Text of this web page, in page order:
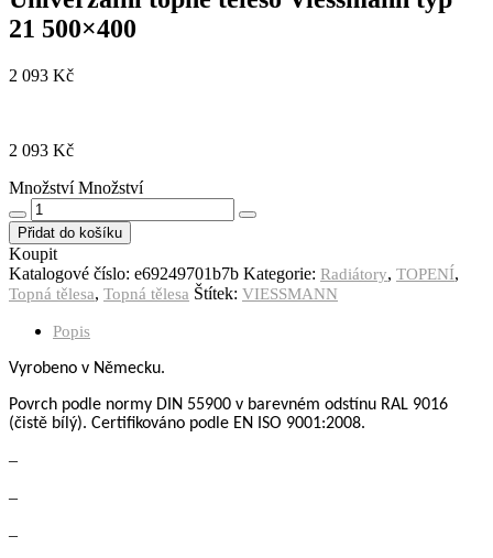
21 500×400
2 093 Kč
2 093 Kč
Množství Množství
Přidat do košíku
Koupit
Katalogové číslo: e69249701b7b Kategorie: Radiátory, TOPENÍ,
Topná tělesa, Topná tělesa Štítek: VIESSMANN
Popis
Vyrobeno v Německu.
Povrch podle normy DIN 55900 v barevném odstínu RAL 9016
(čistě bílý). Certifikováno podle EN ISO 9001:2008.
–
–
–